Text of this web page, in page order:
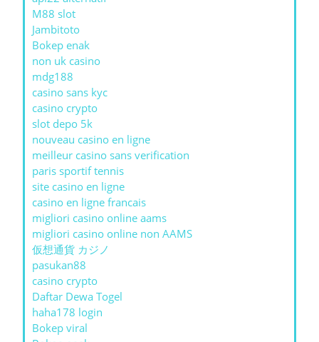
M88 slot
Jambitoto
Bokep enak
non uk casino
mdg188
casino sans kyc
casino crypto
slot depo 5k
nouveau casino en ligne
meilleur casino sans verification
paris sportif tennis
site casino en ligne
casino en ligne francais
migliori casino online aams
migliori casino online non AAMS
仮想通貨 カジノ
pasukan88
casino crypto
Daftar Dewa Togel
haha178 login
Bokep viral